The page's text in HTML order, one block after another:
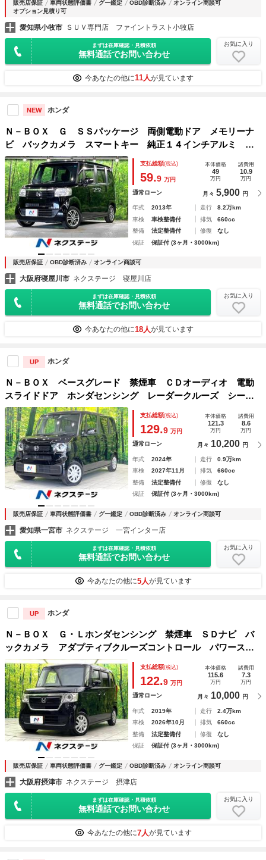
販売店保証 車両状態評価書 グー鑑定 OBD診断済み
オンライン商談可
オプション見積り可
愛知県小牧市 ＳＵＶ専門店 ファイントラスト小牧店
まずは在庫確認・見積依頼
無料通話でお問い合わせ
お気に入り
今あなたの他に11人が見ています
NEW ホンダ
Ｎ－ＢＯＸ Ｇ ＳＳパッケージ 両側電動ドア メモリーナ
ビ バックカメラ スマートキー 純正１４インチアルミ オ
ートエアコン ＣＤ ＤＶＤ再生 フルセグ
支払総額(税込)
59.9 万円
本体価格
49
万円
諸費用
10.9
万円
通常ローン 月々 5,900 円
年式 2013年 走行
8.2万km
車検
車検整備付 排気
660cc
整備
法定整備付 修復
なし
保証
保証付 (3ヶ月・3000km)
販売店保証 OBD診断済み オンライン商談可
大阪府寝屋川市 ネクステージ 寝屋川店
まずは在庫確認・見積依頼
無料通話でお問い合わせ
お気に入り
今あなたの他に18人が見ています
UP ホンダ
Ｎ－ＢＯＸ ベースグレード 禁煙車 ＣＤオーディオ 電動
スライドドア ホンダセンシング レーダークルーズ シート
ヒーター 電子パーキングブレーキ オートエアコン オート
ライト ＬＥＤヘッドライト リアサンシェード
支払総額(税込)
129.9 万円
本体価格
121.3
万円
諸費用
8.6
万円
通常ローン 月々 10,200 円
年式 2024年 走行
0.9万km
車検
2027年11月 排気
660cc
整備
法定整備付 修復
なし
保証
保証付 (3ヶ月・3000km)
販売店保証 車両状態評価書 グー鑑定 OBD診断済み オンライン商談可
愛知県一宮市 ネクステージ 一宮インター店
まずは在庫確認・見積依頼
無料通話でお問い合わせ
お気に入り
今あなたの他に5人が見ています
UP ホンダ
Ｎ－ＢＯＸ Ｇ・Ｌホンダセンシング 禁煙車 ＳＤナビ バ
ックカメラ アダプティブクルーズコントロール パワースラ
イドドア ドライブレコーダー ＬＥＤヘッドライト スマー
トキー オートエアコン ロールサンシェード オートハイビ
ームアシスト
支払総額(税込)
122.9 万円
本体価格
115.6
万円
諸費用
7.3
万円
通常ローン 月々 10,000 円
年式 2019年 走行
2.4万km
車検
2026年10月 排気
660cc
整備
法定整備付 修復
なし
保証
保証付 (3ヶ月・3000km)
販売店保証 車両状態評価書 グー鑑定 OBD診断済み オンライン商談可
大阪府摂津市 ネクステージ 摂津店
まずは在庫確認・見積依頼
無料通話でお問い合わせ
お気に入り
今あなたの他に7人が見ています